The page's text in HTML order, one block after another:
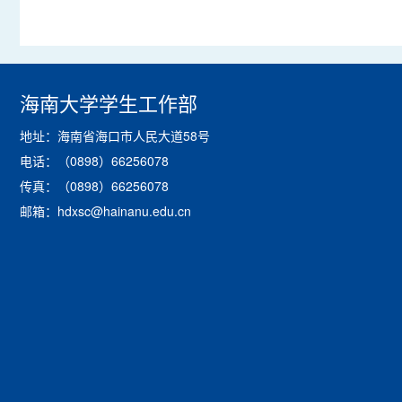
海南大学学生工作部
地址：海南省海口市人民大道58号
电话：（0898）66256078
传真：（0898）66256078
邮箱：hdxsc@hainanu.edu.cn